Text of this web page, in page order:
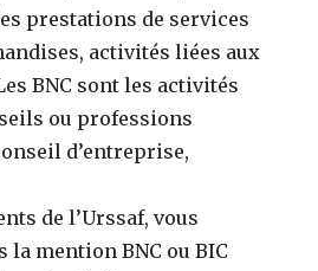
prestations de services
activités liées aux
BNC sont les activités
ou professions
d’entreprise,
de l’Urssaf, vous
mention BNC ou BIC